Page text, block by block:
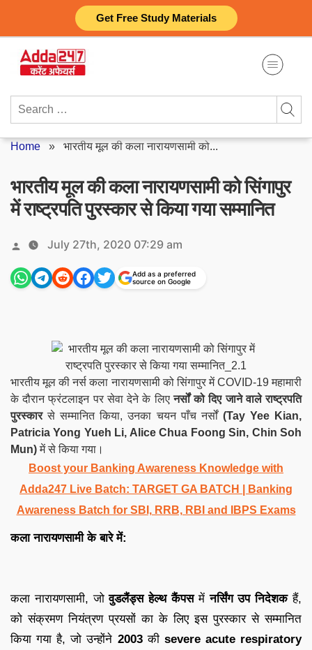
Get Free Study Materials
content
Search
Home » भारतीय मूल की कला नारायणसामी को...
भारतीय मूल की कला नारायणसामी को सिंगापुर
में राष्ट्रपति पुरस्कार से किया गया सम्मानित
Posted
by
July 27th, 2020 07:29 am
Add as a preferred
source on Google
भारतीय मूल की नर्स कला नारायणसामी को सिंगापुर में COVID-19 महामारी
के दौरान फ्रंटलाइन पर सेवा देने के लिएनर्सों को दिए जाने वाले राष्ट्रपति
पुरस्कारसे सम्मानित किया, उनका चयन पाँच नर्सों (Tay Yee Kian,
Patricia Yong Yueh Li, Alice Chua Foong Sin, Chin Soh
Mun)में से किया गया।
Boost your Banking Awareness Knowledge with
Adda247 Live Batch: TARGET GA BATCH
| Banking
Awareness Batch for SBI, RRB, RBI and IBPS Exams
कला नारायणसामी के बारे में:
कला नारायणसामी, जोवुडलैंड्स हेल्थ कैंपसमेंनर्सिंग उप निदेशकहैं,
को संक्रमण नियंत्रण प्रयसों का के लिए इस पुरस्कार से सम्मानित
किया गया है, जो उन्होंने 2003की severe acute respiratory